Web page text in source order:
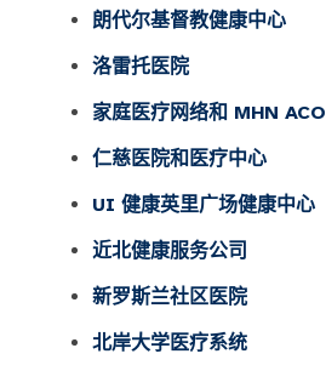
朗代尔基督教健康中心
洛雷托医院
家庭医疗网络和 MHN ACO
仁慈医院和医疗中心
UI 健康英里广场健康中心
近北健康服务公司
新罗斯兰社区医院
北岸大学医疗系统